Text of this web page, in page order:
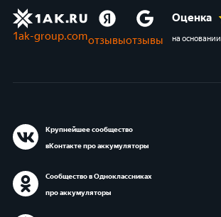
1ak-group.comотзывыотзывы
Оценка
на основании
Крупнейшее сообщество
вКонтакте про аккумуляторы
Сообщество в Одноклассниках
про аккумуляторы